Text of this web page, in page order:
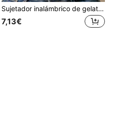
Sujetador inalámbrico de gelatina talla grande, transpirable, amigable con la piel, sexy, con almohadillas para el pecho removibles, sin aros, sin hebillas, ropa interior lencería para dormir
7,13€